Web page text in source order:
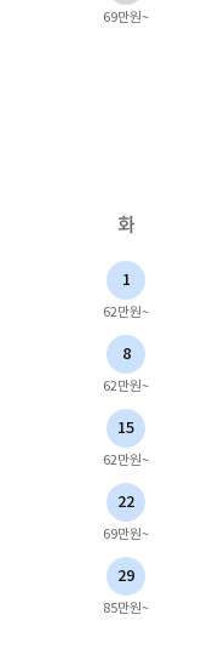
69만원~
화
1
62만원~
8
62만원~
15
62만원~
22
69만원~
29
85만원~